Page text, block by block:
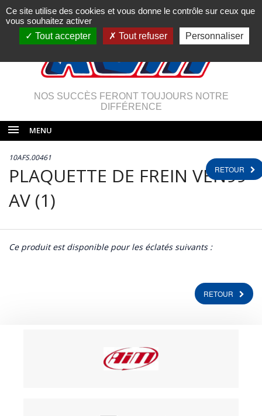
NOS SUCCÈS FERONT TOUJOURS NOTRE
DIFFÉRENCE
MENU
RETOUR
10AFS.00461
PLAQUETTE DE FREIN VEN99
AV (1)
Ce produit est disponible pour les éclatés suivants :
RETOUR
Ce site utilise des cookies et vous donne le contrôle sur ceux que
vous souhaitez activer
Tout accepter
Tout refuser Personnaliser